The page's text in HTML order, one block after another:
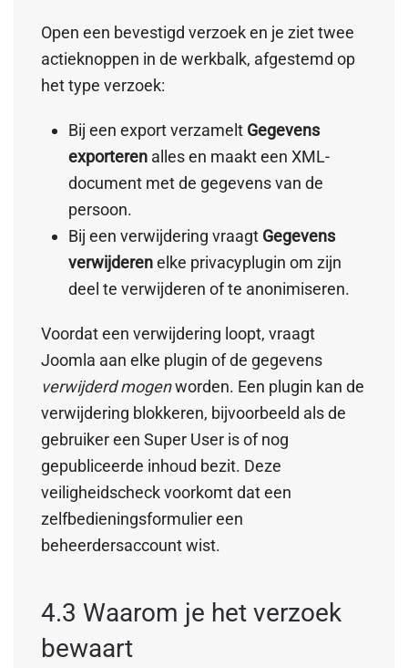
Open een bevestigd verzoek en je ziet twee
actieknoppen in de werkbalk, afgestemd op
het type verzoek:
Bij een export verzamelt Gegevens
exporteren alles en maakt een XML-
document met de gegevens van de
persoon.
Bij een verwijdering vraagt Gegevens
verwijderenelke privacyplugin om zijn
deel te verwijderen of te anonimiseren.
Voordat een verwijdering loopt, vraagt
Joomla aan elke plugin of de gegevens
verwijderd mogenworden. Een plugin kan de
verwijdering blokkeren, bijvoorbeeld als de
gebruiker een Super User is of nog
gepubliceerde inhoud bezit. Deze
veiligheidscheck voorkomt dat een
zelfbedieningsformulier een
beheerdersaccount wist.
4.3 Waarom je het verzoek
bewaart